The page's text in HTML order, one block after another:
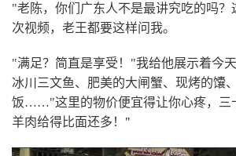
"老陈，你们广东人不是最讲究吃的吗
次视频，老王都要这样问我。
"满足？简直是享受！"我给他展示着今
冰川三文鱼、肥美的大闸蟹、现烤的馕
饭……"这里的物价便宜得让你心疼，三
羊肉给得比面还多！ "